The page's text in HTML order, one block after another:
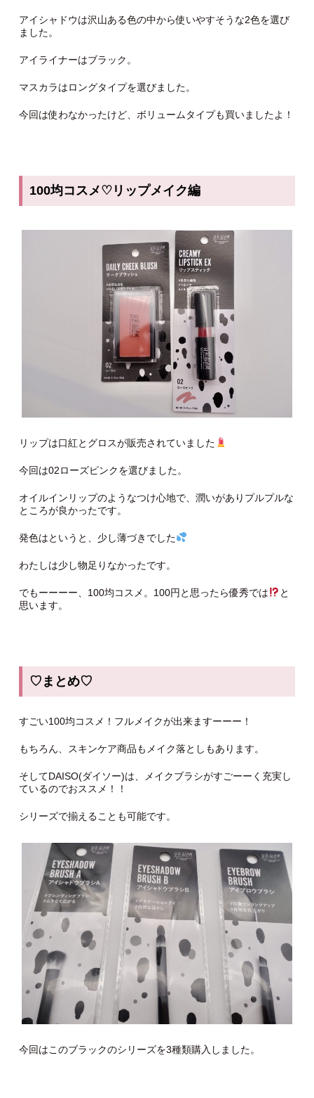
アイシャドウは沢山ある色の中から使いやすそうな2色を選び
ました。
アイライナーはブラック。
マスカラはロングタイプを選びました。
今回は使わなかったけど、ボリュームタイプも買いましたよ！
100均コスメ♡リップメイク編
リップは口紅とグロスが販売されていました
今回は02ローズピンクを選びました。
オイルインリップのようなつけ心地で、潤いがありプルプルな
ところが良かったです。
発色はというと、少し薄づきでした
わたしは少し物足りなかったです。
でもーーーー、100均コスメ。100円と思ったら優秀では
と
思います。
♡まとめ♡
すごい100均コスメ！フルメイクが出来ますーーー！
もちろん、スキンケア商品もメイク落としもあります。
そしてDAISO(ダイソー)は、メイクブラシがすごーーく充実し
ているのでおススメ！！
シリーズで揃えることも可能です。
今回はこのブラックのシリーズを3種類購入しました。